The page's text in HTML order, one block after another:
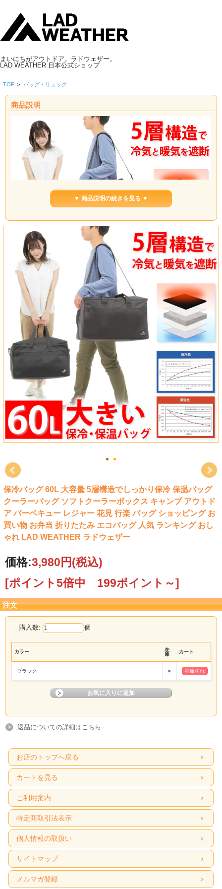
まいにちがアウトドア。ラドウェザー。
LAD WEATHER 日本公式ショップ
TOP > バッグ・リュック
商品説明
▼ 商品説明の続きを見る ▼
保冷バッグ 60L 大容量 5層構造でしっかり保冷 保温バッグ
クーラーバッグ ソフトクーラーボックス キャンプ アウトド
ア バーベキュー レジャー 花見 行楽 バッグ ショッピング お
買い物 お弁当 折りたたみ エコバッグ 人気 ランキング おし
ゃれ LAD WEATHER ラドウェザー
価格:3,980円(税込)
[ポイント5倍中 199ポイント～]
注文
購入数: 個
カラー
在
庫
カート
ブラック × 在庫切れ
返品についての詳細はこちら
お店のトップへ戻る
カートを見る
ご利用案内
特定商取引法表示
個人情報の取扱い
サイトマップ
メルマガ登録